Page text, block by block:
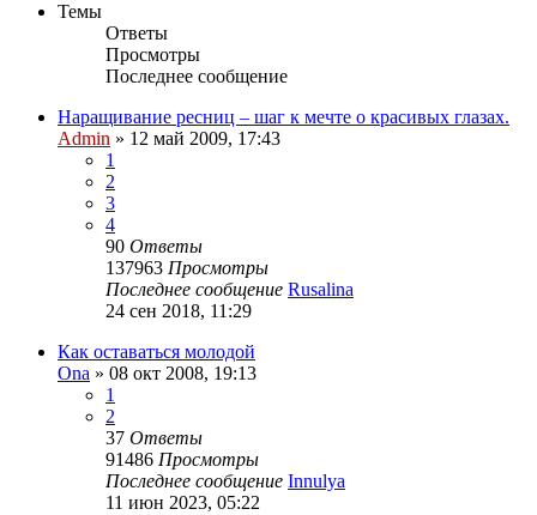
Темы
Ответы
Просмотры
Последнее сообщение
Наращивание ресниц – шаг к мечте о красивых глазах.
Admin » 12 май 2009, 17:43
1
2
3
4
90 Ответы
137963 Просмотры
Последнее сообщение Rusalina
24 сен 2018, 11:29
Как оставаться молодой
Ona » 08 окт 2008, 19:13
1
2
37 Ответы
91486 Просмотры
Последнее сообщение Innulya
11 июн 2023, 05:22